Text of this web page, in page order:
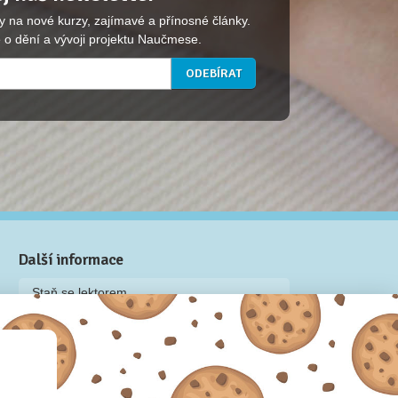
na nové kurzy, zajímavé a přínosné články.
o dění a vývoji projektu Naučmese.
Další informace
Staň se lektorem
Video: Jak připravit kurz na Naučmese
Často kladené dotazy
Dárkové poukazy